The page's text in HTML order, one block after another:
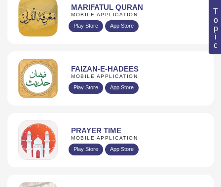
MARIFATUL QURAN
MOBILE APPLICATION
Play Store App Store
FAIZAN-E-HADEES
MOBILE APPLICATION
Play Store App Store
PRAYER TIME
MOBILE APPLICATION
Play Store App Store